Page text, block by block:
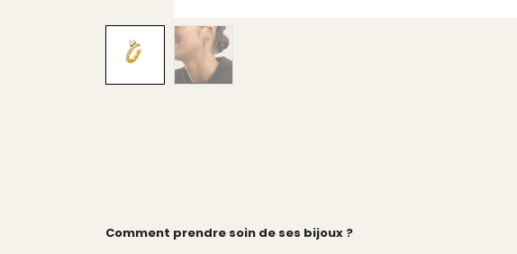
Comment prendre soin de ses bijoux ?